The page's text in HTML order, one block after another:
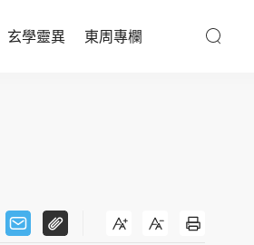
玄學靈異 東周專欄
寵同行